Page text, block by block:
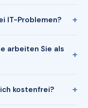
IT-Problemen?
arbeiten Sie als
kostenfrei?